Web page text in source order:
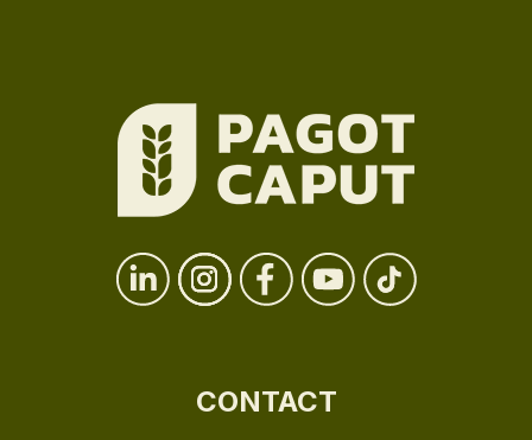
CONTACT